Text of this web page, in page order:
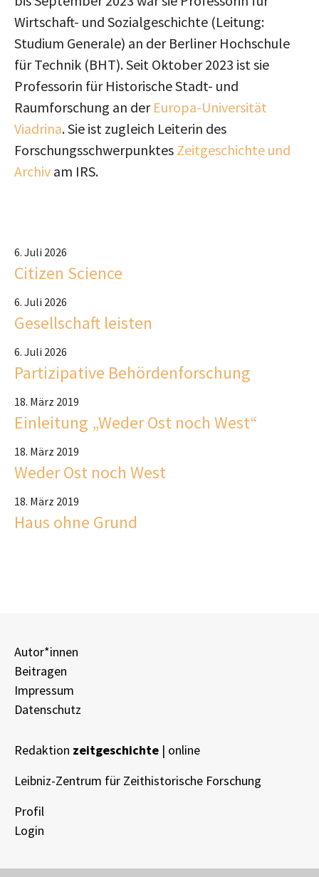
Wirtschaft- und Sozialgeschichte (Leitung:
Studium Generale) an der Berliner Hochschule
für Technik (BHT). Seit Oktober 2023 ist sie
Professorin für Historische Stadt- und
Raumforschung an der Europa-Universität
Viadrina. Sie ist zugleich Leiterin des
Forschungsschwerpunktes Zeitgeschichte und
Archiv am IRS.
6. Juli 2026
Citizen Science
6. Juli 2026
Gesellschaft leisten
6. Juli 2026
Partizipative Behördenforschung
18. März 2019
Einleitung „Weder Ost noch West“
18. März 2019
Weder Ost noch West
18. März 2019
Haus ohne Grund
Autor*innen
Beitragen
Impressum
Datenschutz
Redaktion zeitgeschichte | online
Leibniz-Zentrum für Zeithistorische Forschung
Profil
Login